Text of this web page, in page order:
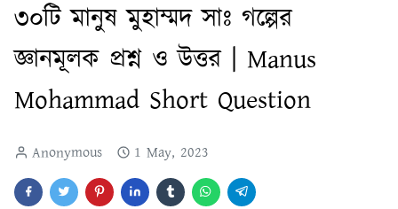
৩০টি মানুষ মুহাম্মদ সাঃ গল্পের
জ্ঞানমূলক প্রশ্ন ও উত্তর | Manus
Mohammad Short Question
Anonymous 1 May, 2023